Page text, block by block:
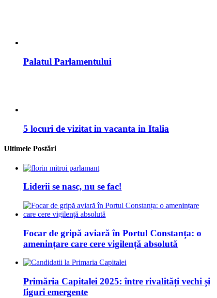
Palatul Parlamentului
5 locuri de vizitat in vacanta in Italia
Ultimele Postări
Liderii se nasc, nu se fac!
Focar de gripă aviară în Portul Constanța: o
amenințare care cere vigilență absolută
Primăria Capitalei 2025: între rivalități vechi și
figuri emergente